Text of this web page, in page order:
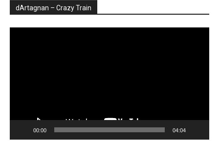
dArtagnan – Crazy Train
00:00 04:04